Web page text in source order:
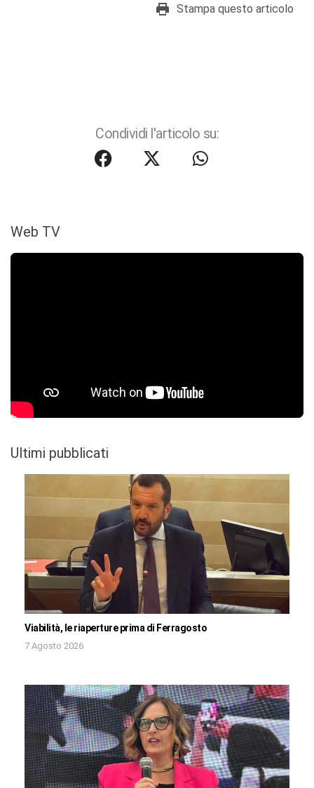
Stampa questo articolo
Condividi l'articolo su:
Web TV
Ultimi pubblicati
Viabilità, le riaperture prima di Ferragosto
7 Agosto 2026